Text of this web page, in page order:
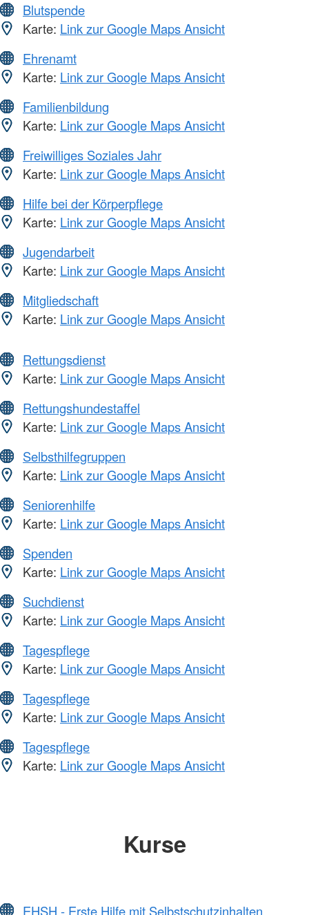
Blutspende
Karte: Link zur Google Maps Ansicht
Ehrenamt
Karte: Link zur Google Maps Ansicht
Familienbildung
Karte: Link zur Google Maps Ansicht
Freiwilliges Soziales Jahr
Karte: Link zur Google Maps Ansicht
Hilfe bei der Körperpflege
Karte: Link zur Google Maps Ansicht
Jugendarbeit
Karte: Link zur Google Maps Ansicht
Mitgliedschaft
Karte: Link zur Google Maps Ansicht
Rettungsdienst
Karte: Link zur Google Maps Ansicht
Rettungshundestaffel
Karte: Link zur Google Maps Ansicht
Selbsthilfegruppen
Karte: Link zur Google Maps Ansicht
Seniorenhilfe
Karte: Link zur Google Maps Ansicht
Spenden
Karte: Link zur Google Maps Ansicht
Suchdienst
Karte: Link zur Google Maps Ansicht
Tagespflege
Karte: Link zur Google Maps Ansicht
Tagespflege
Karte: Link zur Google Maps Ansicht
Tagespflege
Karte: Link zur Google Maps Ansicht
Kurse
EHSH - Erste Hilfe mit Selbstschutzinhalten